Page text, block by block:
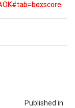
Published in